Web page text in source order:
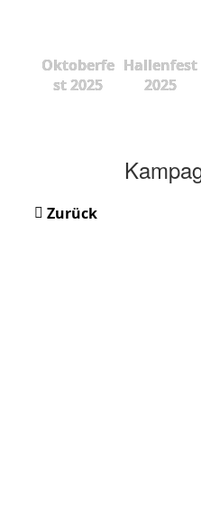
Oktoberfe
st 2025
Hallenfest
2025
Zurück